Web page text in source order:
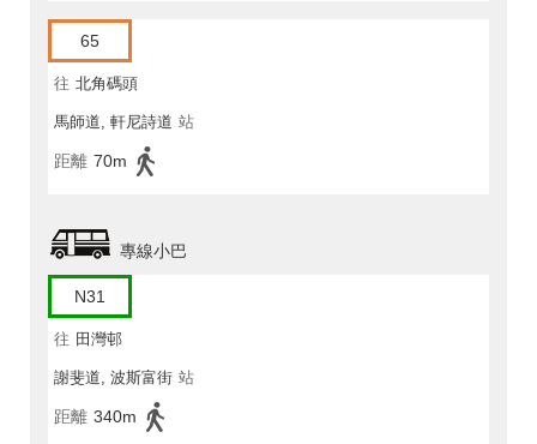
65
往 北角碼頭
馬師道, 軒尼詩道 站
距離 70m
專線小巴
N31
往 田灣邨
謝斐道, 波斯富街 站
距離 340m